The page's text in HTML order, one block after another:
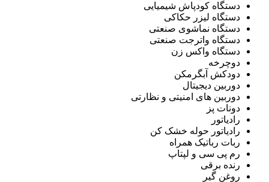
دستگاه کودپاش شیمیایی
دستگاه لیزر حکاکی
دستگاه نماشوی صنعتی
دستگاه واترجت صنعتی
دستگاه واکس زن
دوچرخه
دودکش آبگرمکن
دوربین دیجیتال
دوربین های امنیتی و نظارتی
دونات پز
رادیاتور
رادیاتور حوله خشک کن
ربات رباتیک همراه
رم پی سی و لپتاپ
رنده برقی
روغن گیر